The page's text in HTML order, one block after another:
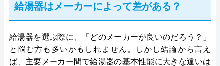
給湯器はメーカーによって差がある？
給湯器を選ぶ際に、「どのメーカーが良いのだろう？」
と悩む方も多いかもしれません。しかし結論から言え
ば、主要メーカー間で給湯器の基本性能に大きな違いは